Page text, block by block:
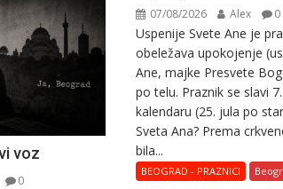
voz
0
07/08/2026 Alex 0
Uspenije Svete Ane je
obeležava upokojenje
Ane, majke Presvete
po telu. Praznik se slavi
kalendaru (25. jula po
Sveta Ana? Prema
bila...
BEOGRAD - PRAZNICI